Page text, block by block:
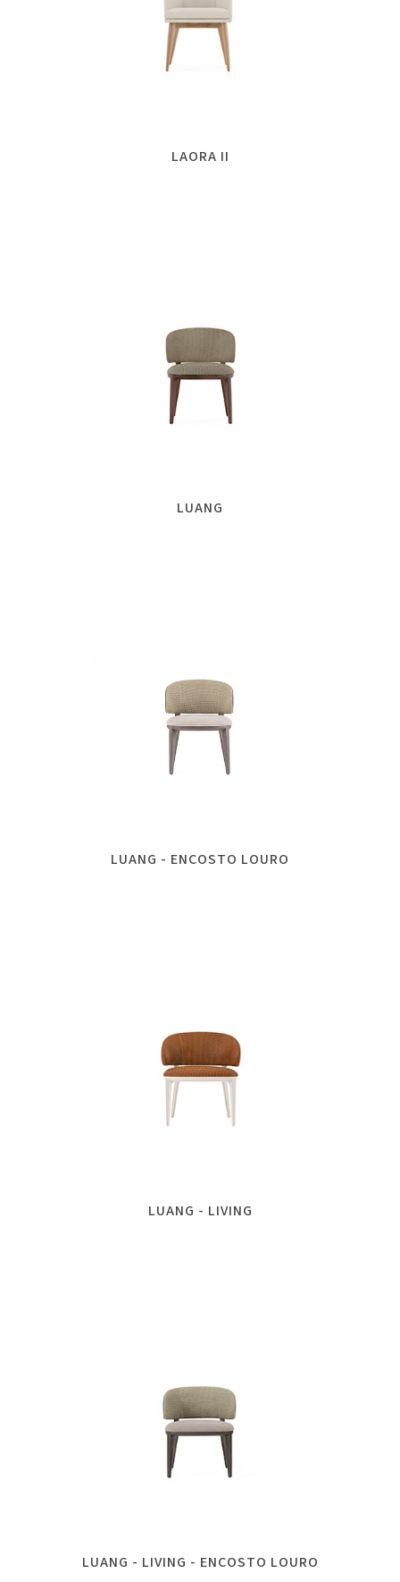
LAORA II
LUANG
LUANG - ENCOSTO LOURO
LUANG - LIVING
LUANG - LIVING - ENCOSTO LOURO